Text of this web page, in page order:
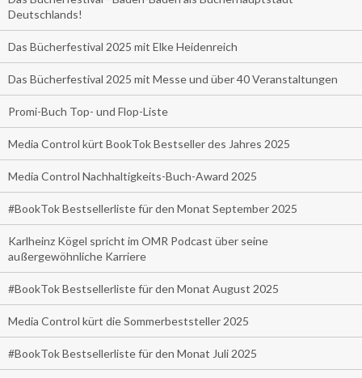
Deutschlands!
Das Bücherfestival 2025 mit Elke Heidenreich
Das Bücherfestival 2025 mit Messe und über 40 Veranstaltungen
Promi-Buch Top- und Flop-Liste
Media Control kürt BookTok Bestseller des Jahres 2025
Media Control Nachhaltigkeits-Buch-Award 2025
#BookTok Bestsellerliste für den Monat September 2025
Karlheinz Kögel spricht im OMR Podcast über seine
außergewöhnliche Karriere
#BookTok Bestsellerliste für den Monat August 2025
Media Control kürt die Sommerbeststeller 2025
#BookTok Bestsellerliste für den Monat Juli 2025